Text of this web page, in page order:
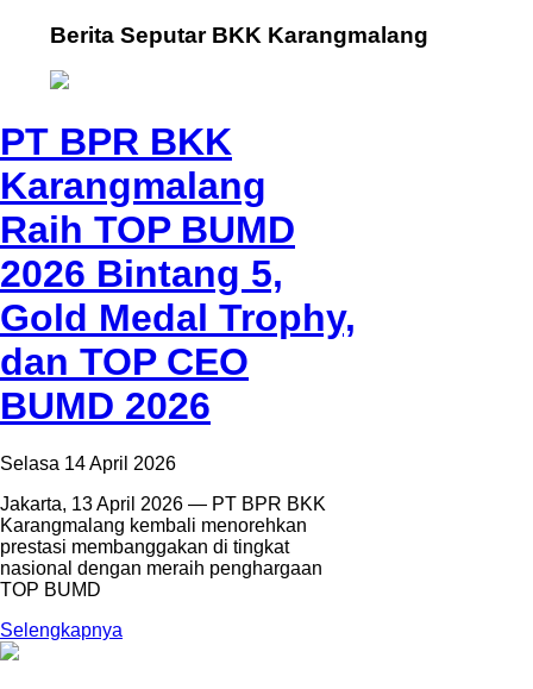
Berita Seputar BKK Karangmalang
PT BPR BKK
Karangmalang
Raih TOP BUMD
2026 Bintang 5,
Gold Medal Trophy,
dan TOP CEO
BUMD 2026
Selasa 14 April 2026
Jakarta, 13 April 2026 — PT BPR BKK
Karangmalang kembali menorehkan
prestasi membanggakan di tingkat
nasional dengan meraih penghargaan
TOP BUMD
Selengkapnya